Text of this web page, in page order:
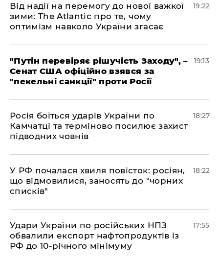
​Від надії на перемогу до нової важкої
зими: The Atlantic про те, чому
оптимізм навколо України згасає
19:22
​"Путін перевіряє рішучість Заходу", –
Сенат США офіційно взявся за
"пекельні санкції" проти Росії
19:13
​Росія боїться ударів України по
Камчатці та терміново посилює захист
підводних човнів
18:27
​У РФ почалася хвиля повісток: росіян,
що відмовилися, заносять до "чорних
списків"
18:22
​Удари України по російських НПЗ
обвалили експорт нафтопродуктів із
РФ до 10-річного мінімуму
17:55